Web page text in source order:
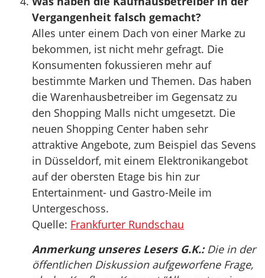
Vergangenheit falsch gemacht?
Alles unter einem Dach von einer Marke zu
bekommen, ist nicht mehr gefragt. Die
Konsumenten fokussieren mehr auf
bestimmte Marken und Themen. Das haben
die Warenhausbetreiber im Gegensatz zu
den Shopping Malls nicht umgesetzt. Die
neuen Shopping Center haben sehr
attraktive Angebote, zum Beispiel das Sevens
in Düsseldorf, mit einem Elektronikangebot
auf der obersten Etage bis hin zur
Entertainment- und Gastro-Meile im
Untergeschoss.
Quelle: Frankfurter Rundschau
Anmerkung unseres Lesers G.K.:Die in der
öffentlichen Diskussion aufgeworfene Frage,